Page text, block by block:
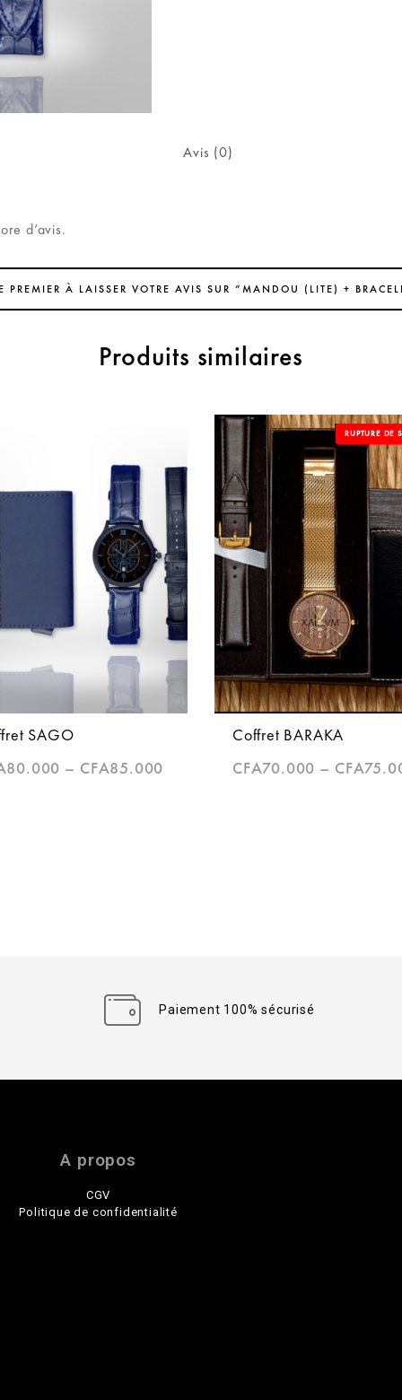
Avis (0)
d’avis.
PREMIER À LAISSER VOTRE AVIS SUR “MANDOU (LITE) +
Produits similaires
SAGO
80.000 – CFA85.000
RUPTURE DE
OUT OF
Coffret BARAKA
CFA70.000 – CFA
Paiement 100% sécurisé
A propos
CGV
Politique de confidentialité